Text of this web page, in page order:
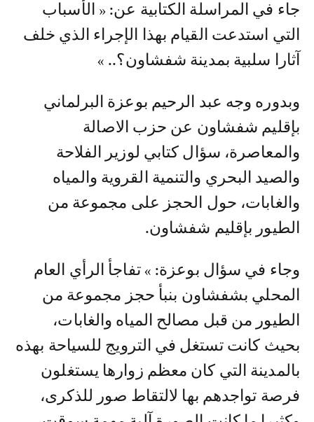
جاء في المراسلة الكتابية عن: « الأسباب
التي استدعت القيام بهذا الإجراء الذي خلف
آثارا سلبية بمدينة شفشاون؟.. »
وبدوره وجه عبد الرحيم بوعزة البرلماني
بإقليم شفشاون عن حزب الاصالة
والمعاصرة، سؤال كتابي لوزير الفلاحة
والصيد البحري والتنمية القروية والمياه
والغابات، حول الحجز على مجموعة من
الطيور بإقليم شفشاون.
وجاء في سؤال بوعزة: » تفاجأ الرأي العام
المحلي بشفشاون بنبأ حجز مجموعة من
الطيور من قبل مصالح المياه والغابات،
بحيث كانت تستغل في الترويج للسياحة بهذه
بالمدينة التي كان معظم زوارها يستغلون
فرصة تواجدهم بها لالتقاط صور للذكرى،